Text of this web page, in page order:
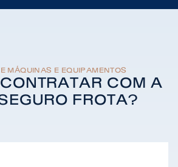
MÁQUINAS E EQUIPAMENTOS
COM A
FROTA?